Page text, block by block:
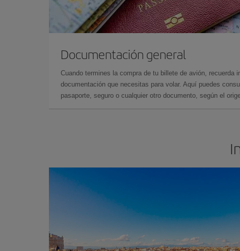
Documentación general
Cuando termines la compra de tu billete de avión, recuerda
documentación que necesitas para volar. Aquí puedes
pasaporte, seguro o cualquier otro documento, según el